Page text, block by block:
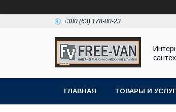
+380 (63) 178-80-23
ГЛАВНАЯ ТОВАРЫ И